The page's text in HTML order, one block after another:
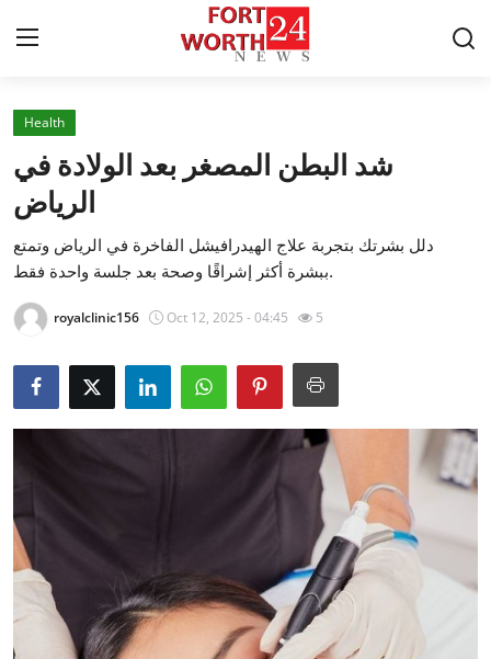
Home
Press Release
Contact
Privacy Policy
News Network
Submit Press Release
Guest Posting
Crypto
Health
شد البطن المصغر بعد الولادة في
الرياض
دلل بشرتك بتجربة علاج الهيدرافيشل الفاخرة في الرياض وتمتع
ببشرة أكثر إشراقًا وصحة بعد جلسة واحدة فقط.
royalclinic156 Oct 12, 2025 - 04:45 5